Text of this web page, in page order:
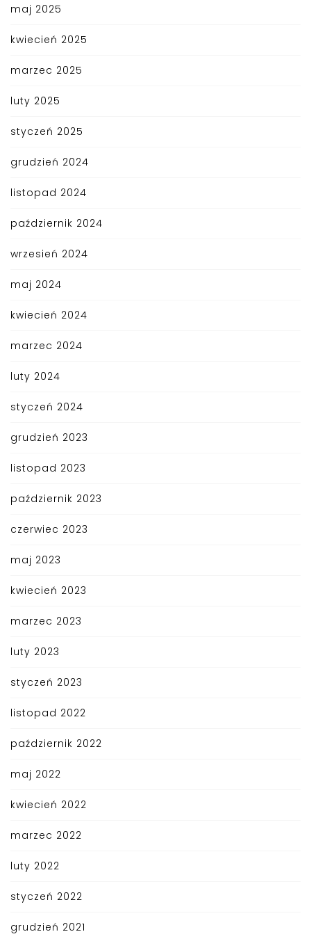
maj 2025
kwiecień 2025
marzec 2025
luty 2025
styczeń 2025
grudzień 2024
listopad 2024
październik 2024
wrzesień 2024
maj 2024
kwiecień 2024
marzec 2024
luty 2024
styczeń 2024
grudzień 2023
listopad 2023
październik 2023
czerwiec 2023
maj 2023
kwiecień 2023
marzec 2023
luty 2023
styczeń 2023
listopad 2022
październik 2022
maj 2022
kwiecień 2022
marzec 2022
luty 2022
styczeń 2022
grudzień 2021